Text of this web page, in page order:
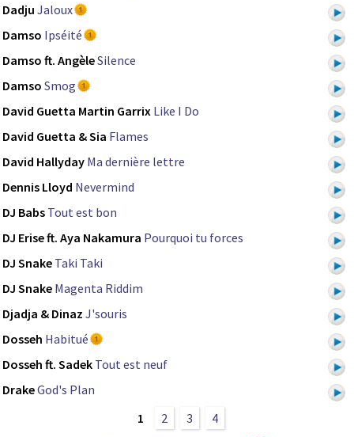
Dadju Jaloux
Damso Ipséité
Damso ft. AngèleSilence
Damso Smog
David Guetta Martin Garrix Like I Do
David Guetta & Sia Flames
David Hallyday Ma dernière lettre
Dennis Lloyd Nevermind
DJ Babs Tout est bon
DJ Erise ft. Aya Nakamura Pourquoi tu forces
DJ Snake Taki Taki
DJ Snake Magenta Riddim
Djadja & Dinaz J'souris
Dosseh Habitué
Dosseh ft. Sadek Tout est neuf
DrakeGod's Plan
1
2 3
4